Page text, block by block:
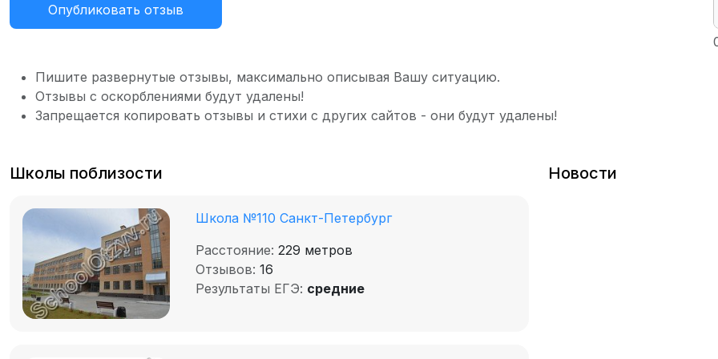
Опубликовать отзыв
Пишите развернутые отзывы, максимально описывая Вашу ситуацию.
Отзывы с оскорблениями будут удалены!
Запрещается копировать отзывы и стихи с других сайтов - они будут удалены!
Школы поблизости
Школа №110 Санкт-Петербург
Расстояние: 229 метров
Отзывов: 16
Результаты ЕГЭ: средние
Новости